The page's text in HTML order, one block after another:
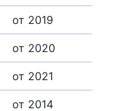
от 2019
от 2020
от 2021
от 2014